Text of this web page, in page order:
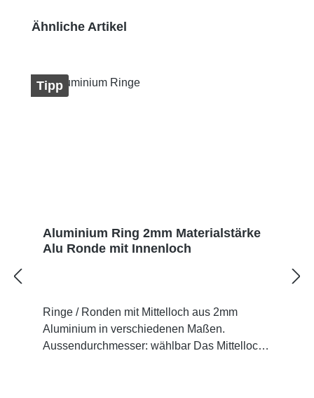
Produktgalerie überspringen
Ähnliche Artikel
Tipp
Aluminium Ring 2mm Materialstärke
Alu Ronde mit Innenloch
Ringe / Ronden mit Mittelloch aus 2mm
Aluminium in verschiedenen Maßen.
Aussendurchmesser: wählbar Das Mittelloch